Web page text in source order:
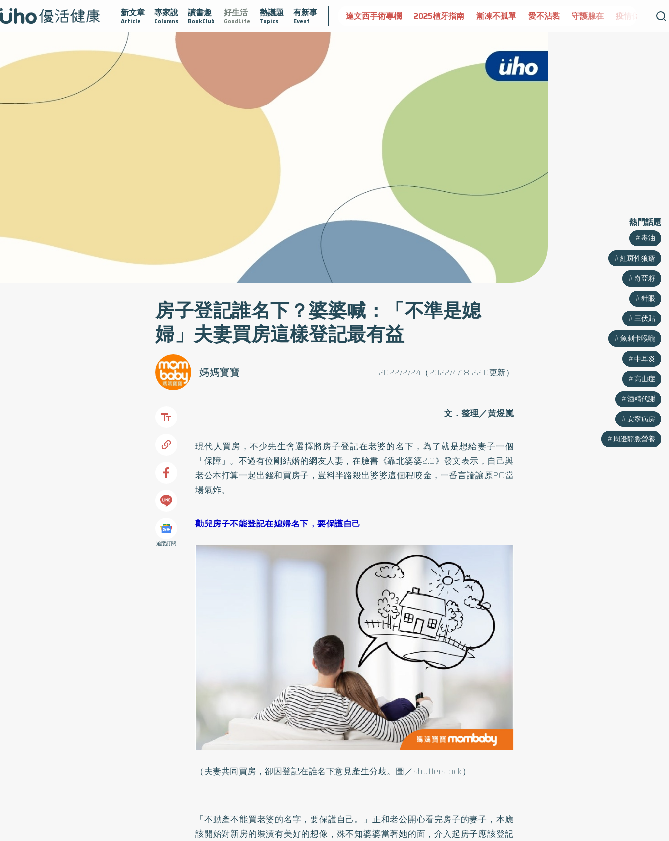
新文章
Article
專家說
Columns
讀書趣
BookClub
好生活
GoodLife
熱議題
Topics
有新事
Event
黏 守護腺在 疫情保衛戰 再生醫學 愛的未來視 認識攝護腺肥大 守護骨骼健康 達文西手術專欄 2025植牙指南 漸凍不孤單 愛不沾黏 守護腺在 疫情保衛戰
房子登記誰名下？婆婆喊：「不準是媳
婦」夫妻買房這樣登記最有益
2022/2/24（2022/4/18 22:0更新）
媽媽寶寶
追蹤訂閱
文．整理／黃煜嵐
現代人買房，不少先生會選擇將房子登記在老婆的名下，為了就是想給妻子一個
「保障」。不過有位剛結婚的網友人妻，在臉書《靠北婆婆2.0》發文表示，自己與
老公本打算一起出錢和買房子，豈料半路殺出婆婆這個程咬金，一番言論讓原PO當
場氣炸。
勸兒房子不能登記在媳婦名下，要保護自己
（夫妻共同買房，卻因登記在誰名下意見產生分歧。圖／shutterstock）
「不動產不能買老婆的名字，要保護自己。」正和老公開心看完房子的妻子，本應
該開始對新房的裝潢有美好的想像，殊不知婆婆當著她的面，介入起房子應該登記
熱門話題
毒油
紅斑性狼瘡
奇亞籽
針眼
三伏貼
魚刺卡喉嚨
中耳炎
高山症
酒精代謝
安寧病房
周邊靜脈營養
熱門話題
毒油
紅斑性狼瘡
奇亞籽
針眼
三伏貼
魚刺卡喉嚨
中耳炎
高山症
酒精代謝
安寧病房
周邊靜脈營養